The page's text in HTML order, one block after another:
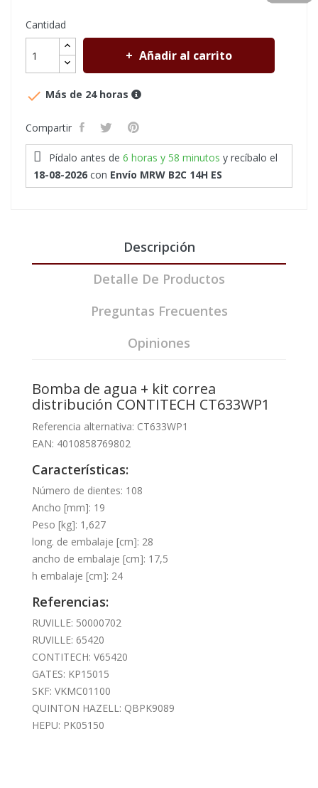
Cantidad
Añadir al carrito
 Más de 24 horas
Compartir
Pídalo antes de 6 horas y 58 minutos y recíbalo el
18-08-2026 con Envío MRW B2C 14H ES
Descripción
Detalle De Productos
Preguntas Frecuentes
Opiniones
Bomba de agua + kit correa
distribución CONTITECH CT633WP1
Referencia alternativa: CT633WP1
EAN: 4010858769802
Características:
Número de dientes: 108
Ancho [mm]: 19
Peso [kg]: 1,627
long. de embalaje [cm]: 28
ancho de embalaje [cm]: 17,5
h embalaje [cm]: 24
Referencias:
RUVILLE: 50000702
RUVILLE: 65420
CONTITECH: V65420
GATES: KP15015
SKF: VKMC01100
QUINTON HAZELL: QBPK9089
HEPU: PK05150